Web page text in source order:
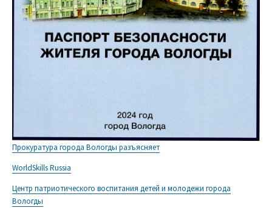
Прокуратура города Вологды разъясняет
WorldSkills Russia
Центр патриотического воспитания детей и молодежи города
Вологды